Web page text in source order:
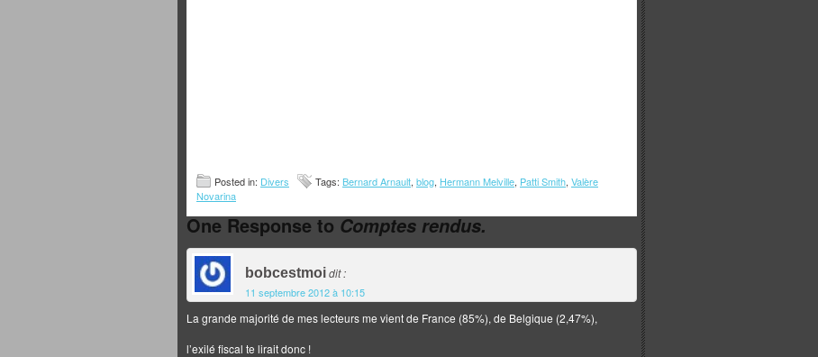
Posted in: Divers Tags: Bernard Arnault, blog, Hermann Melville, Patti Smith, Valère
Novarina
One Response toComptes rendus.
bobcestmoidit :
11 septembre 2012 à 10:15
La grande majorité de mes lecteurs me vient de France (85%), de Belgique (2,47%),
l’exilé fiscal te lirait donc !